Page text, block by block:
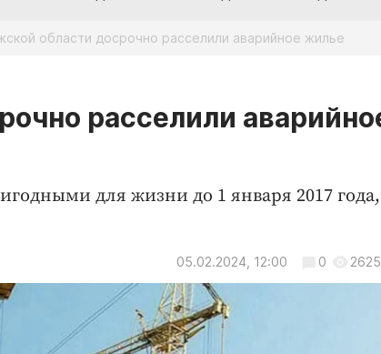
области досрочно расселили аварийное жилье
расселили
для жизни до 1 января 2017 года,
05.02.2024, 12:00 0 2625